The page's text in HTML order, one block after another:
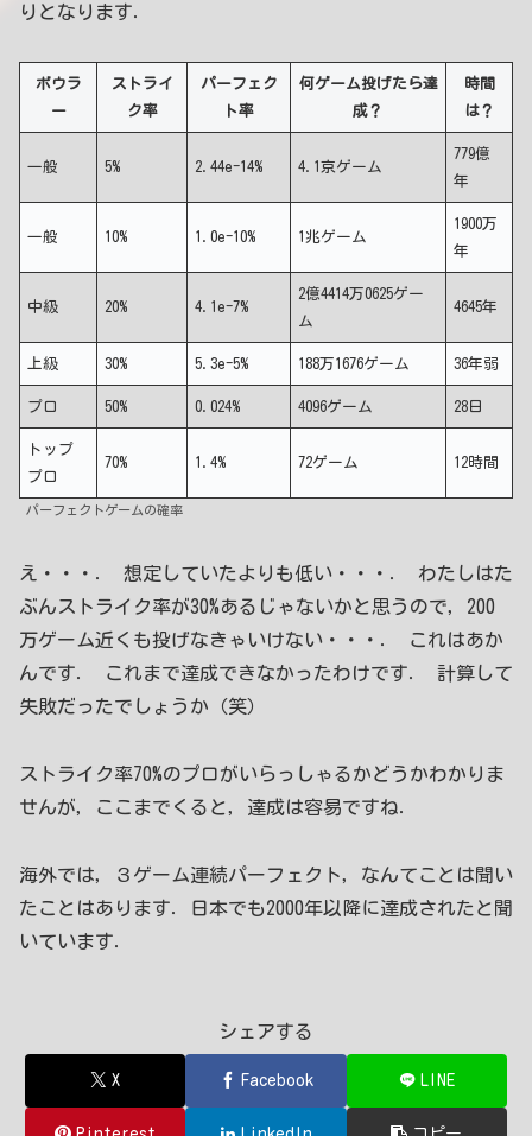
りとなります．
ボウラ
ー
ストライ
ク率
パーフェク
ト率
何ゲーム投げたら達
成？
時間
は？
一般 5% 2.44e-14% 4.1京ゲーム
779億
年
一般 10% 1.0e-10% 1兆ゲーム
1900万
年
中級 20% 4.1e-7%
2億4414万0625ゲー
ム
4645年
上級 30% 5.3e-5% 188万1676ゲーム 36年弱
プロ 50% 0.024% 4096ゲーム 28日
トップ
プロ
70% 1.4% 72ゲーム 12時間
パーフェクトゲームの確率
え・・・． 想定していたよりも低い・・・． わたしはた
ぶんストライク率が30%あるじゃないかと思うので，200
万ゲーム近くも投げなきゃいけない・・・． これはあか
んです． これまで達成できなかったわけです． 計算して
失敗だったでしょうか（笑）
ストライク率70%のプロがいらっしゃるかどうかわかりま
せんが，ここまでくると，達成は容易ですね．
海外では，３ゲーム連続パーフェクト，なんてことは聞い
たことはあります．日本でも2000年以降に達成されたと聞
いています．
シェアする
X Facebook LINE